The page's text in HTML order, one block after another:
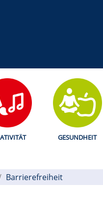
GESUNDHEIT
Barrierefreiheit